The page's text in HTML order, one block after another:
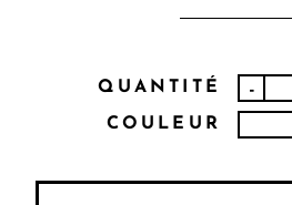
QUANTITÉ -
COULEUR